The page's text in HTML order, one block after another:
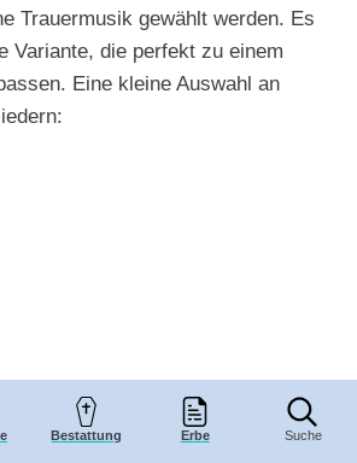
Bestattung Erbe Suche
Trauermusik gewählt werden. Es
Variante, die perfekt zu einem
Eine kleine Auswahl an